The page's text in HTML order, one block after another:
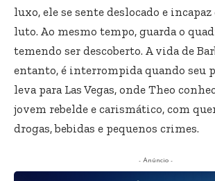
luxo, ele se sente deslocado e
luto. Ao mesmo tempo, guarda o
temendo ser descoberto. A vida de
entanto, é interrompida quando seu
leva para Las Vegas, onde Theo
jovem rebelde e carismático, com
drogas, bebidas e pequenos crimes.
- Anúncio -